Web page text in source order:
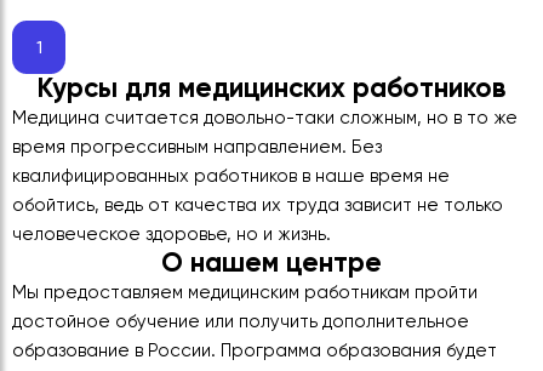
1
Курсы для медицинских работников
Медицина считается довольно-таки сложным, но в то же
время прогрессивным направлением. Без
квалифицированных работников в наше время не
обойтись, ведь от качества их труда зависит не только
человеческое здоровье, но и жизнь.
О нашем центре
Мы предоставляем медицинским работникам пройти
достойное обучение или получить дополнительное
образование в России. Программа образования будет